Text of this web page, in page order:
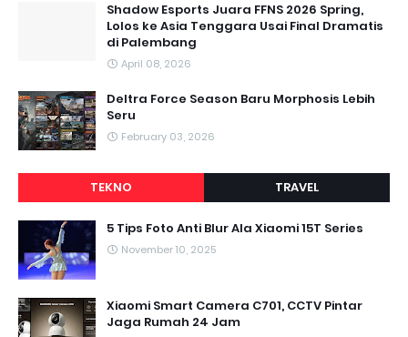
Shadow Esports Juara FFNS 2026 Spring,
Lolos ke Asia Tenggara Usai Final Dramatis
di Palembang
April 08, 2026
Deltra Force Season Baru Morphosis Lebih
Seru
February 03, 2026
TEKNO TRAVEL
5 Tips Foto Anti Blur Ala Xiaomi 15T Series
November 10, 2025
Xiaomi Smart Camera C701, CCTV Pintar
Jaga Rumah 24 Jam